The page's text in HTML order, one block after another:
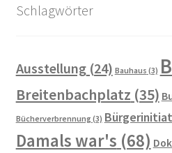
MV 2025
Spenden
Schlagwörter
Ausstellung(24) Bauhaus (3)
Breitenbachplatz (35)
Bücherverbrennung (3)
Damals war's (68)